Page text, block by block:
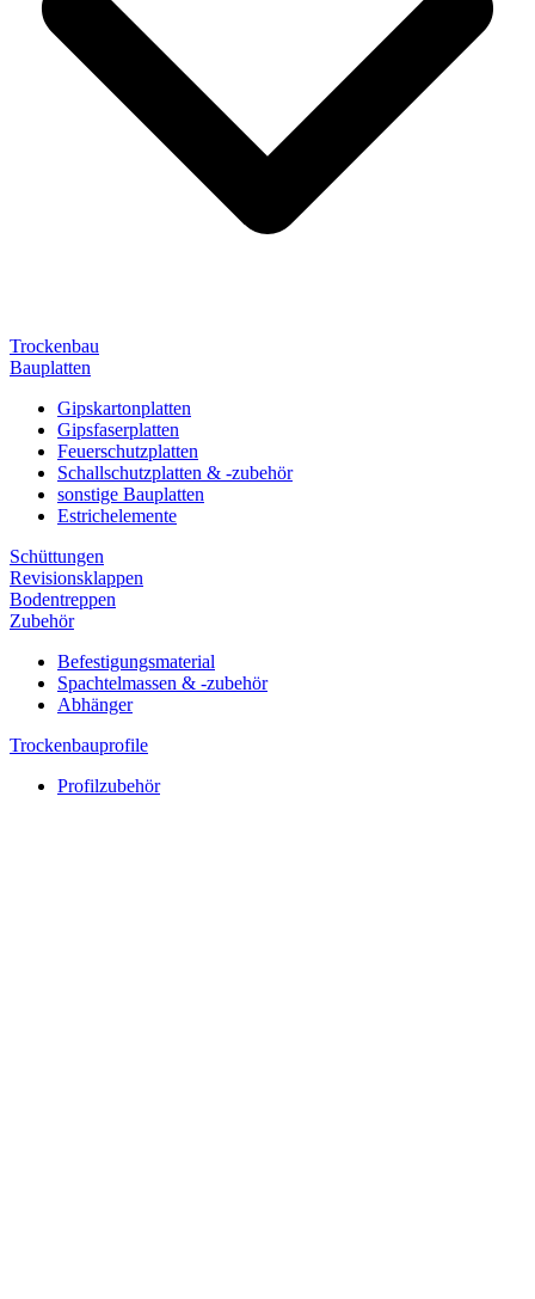
Trockenbau
Bauplatten
Gipskartonplatten
Gipsfaserplatten
Feuerschutzplatten
Schallschutzplatten & -zubehör
sonstige Bauplatten
Estrichelemente
Schüttungen
Revisionsklappen
Bodentreppen
Zubehör
Befestigungsmaterial
Spachtelmassen & -zubehör
Abhänger
Trockenbauprofile
Profilzubehör